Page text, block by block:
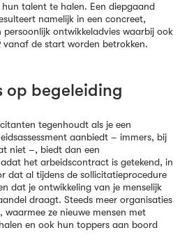
talent te halen. Een diepgaand
namelijk in een concreet,
ontwikkeladvies waarbij ook
vanaf de start worden betrokken.
op begeleiding
tegenhoudt als je een
aanbiedt – immers, bij
niet –, biedt dan een
het arbeidscontract is getekend, in
dat al tijdens de sollicitatieprocedure
dat je ontwikkeling van je menselijk
draagt. Steeds meer organisaties
waarmee ze nieuwe mensen met
en ook hun toppers aan boord